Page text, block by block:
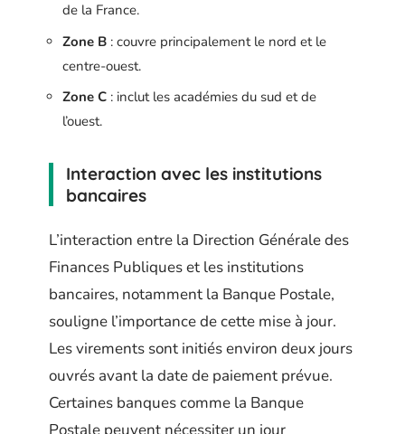
de la France.
Zone B : couvre principalement le nord et le
centre-ouest.
Zone C : inclut les académies du sud et de
l’ouest.
Interaction avec les institutions
bancaires
L’interaction entre la Direction Générale des
Finances Publiques et les institutions
bancaires, notamment la Banque Postale,
souligne l’importance de cette mise à jour.
Les virements sont initiés environ deux jours
ouvrés avant la date de paiement prévue.
Certaines banques comme la Banque
Postale peuvent nécessiter un jour